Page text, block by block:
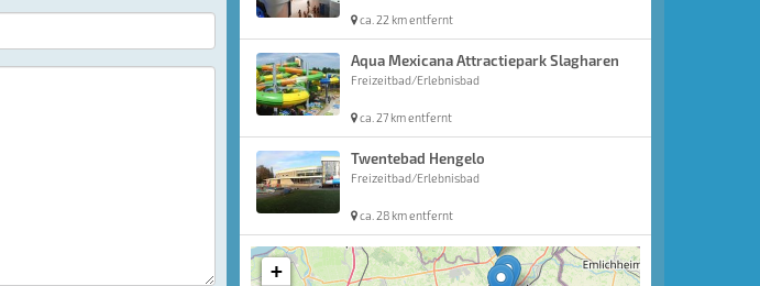
ca. 22 km entfernt
Aqua Mexicana Attractiepark Slagharen
Freizeitbad/Erlebnisbad
ca. 27 km entfernt
Twentebad Hengelo
Freizeitbad/Erlebnisbad
ca. 28 km entfernt
+